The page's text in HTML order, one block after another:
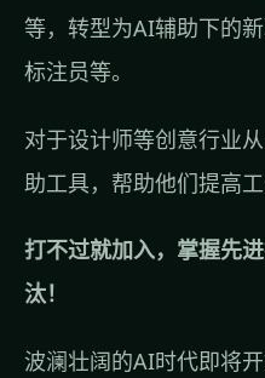
等，转型为AI辅助下的
标注员等。
对于设计师等创意行业
助工具，帮助他们提高
打不过就加入，掌握先
汰！
波澜壮阔的AI时代即将